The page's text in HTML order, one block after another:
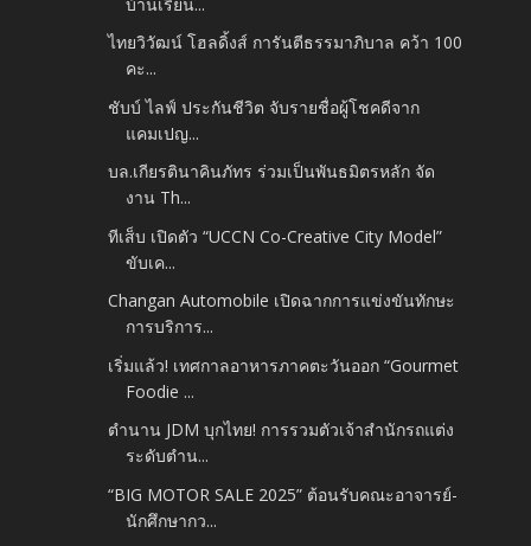
ไทยวิวัฒน์ โฮลดิ้งส์ การันตีธรรมาภิบาล คว้า 100
คะ...
ชับบ์ ไลฟ์ ประกันชีวิต จับรายชื่อผู้โชคดีจาก
แคมเปญ...
บล.เกียรตินาคินภัทร ร่วมเป็นพันธมิตรหลัก จัด
งาน Th...
ทีเส็บ เปิดตัว “UCCN Co-Creative City Model”
ขับเค...
Changan Automobile เปิดฉากการแข่งขันทักษะ
การบริการ...
เริ่มแล้ว! เทศกาลอาหารภาคตะวันออก “Gourmet
Foodie ...
ตำนาน JDM บุกไทย! การรวมตัวเจ้าสำนักรถแต่ง
ระดับตำน...
“BIG MOTOR SALE 2025” ต้อนรับคณะอาจารย์-
นักศึกษากว...